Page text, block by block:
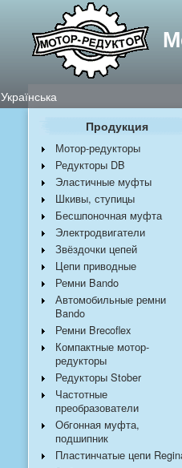
Самые
Українська
Продукция
Мотор-редукторы
Редукторы DB
Эластичные муфты
Шкивы, ступицы
Бесшпоночная муфта
Электродвигатели
Звёздочки цепей
Цепи приводные
Ремни Bando
Автомобильные ремни
Bando
Ремни Brecoflex
Компактные мотор-
редукторы
Редукторы Stober
Частотные
преобразователи
Обгонная муфта,
подшипник
Пластинчатые цепи